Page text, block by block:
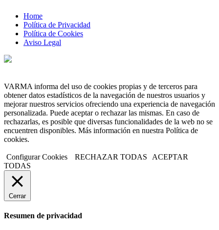
Home
Política de Privacidad
Política de Cookies
Aviso Legal
VARMA informa del uso de cookies propias y de terceros para
obtener datos estadísticos de la navegación de nuestros usuarios y
mejorar nuestros servicios ofreciendo una experiencia de navegación
personalizada. Puede aceptar o rechazar las mismas. En caso de
rechazarlas, es posible que diversas funcionalidades de la web no se
encuentren disponibles. Más información en nuestra Política de
cookies.
Configurar Cookies RECHAZAR TODAS
ACEPTAR
TODAS
Cerrar
Resumen de privacidad